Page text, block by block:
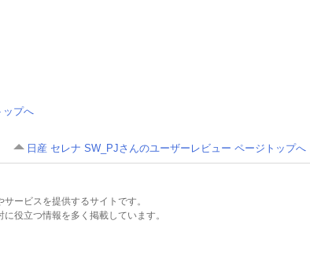
プへ
日産 セレナ SW_PJさんのユーザーレビュー ページトップへ
ービスを提供するサイトです。
役立つ情報を多く掲載しています。